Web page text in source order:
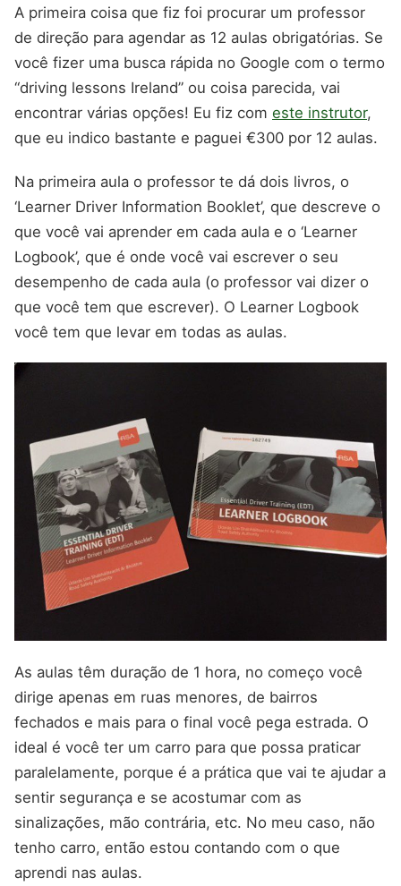
A primeira coisa que fiz foi procurar um professor
de direção para agendar as 12 aulas obrigatórias. Se
você fizer uma busca rápida no Google com o termo
“driving lessons Ireland” ou coisa parecida, vai
encontrar várias opções! Eu fiz com este instrutor,
que eu indico bastante e paguei €300 por 12 aulas.
Na primeira aula o professor te dá dois livros, o
‘Learner Driver Information Booklet’, que descreve o
que você vai aprender em cada aula e o ‘Learner
Logbook’, que é onde você vai escrever o seu
desempenho de cada aula (o professor vai dizer o
que você tem que escrever). O Learner Logbook
você tem que levar em todas as aulas.
As aulas têm duração de 1 hora, no começo você
dirige apenas em ruas menores, de bairros
fechados e mais para o final você pega estrada. O
ideal é você ter um carro para que possa praticar
paralelamente, porque é a prática que vai te ajudar a
sentir segurança e se acostumar com as
sinalizações, mão contrária, etc. No meu caso, não
tenho carro, então estou contando com o que
aprendi nas aulas.